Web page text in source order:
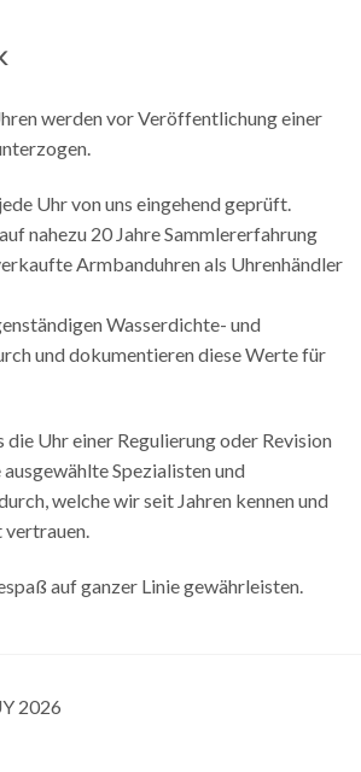
werden vor Veröffentlichung einer
Uhr von uns eingehend geprüft.
nahezu 20 Jahre Sammlererfahrung
Armbanduhren als Uhrenhändler
Wasserdichte- und
und dokumentieren diese Werte für
die Uhr einer Regulierung oder Revision
Spezialisten und
welche wir seit Jahren kennen und
vertrauen.
auf ganzer Linie gewährleisten.
2026